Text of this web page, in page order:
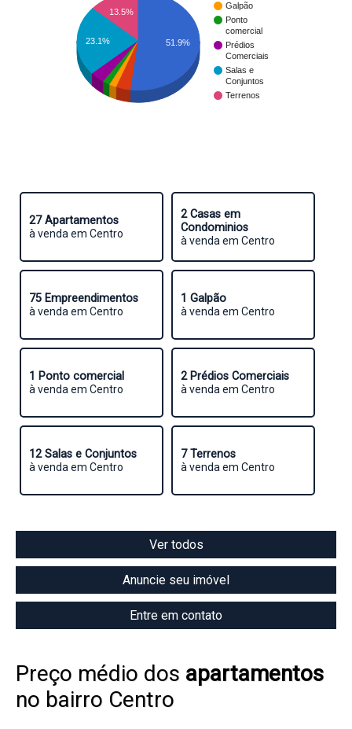
Galpão
Ponto
comercial
Prédios
Comerciais
Salas e
Conjuntos
Terrenos
13.5%
23.1% 51.9%
27 Apartamentos
à venda em Centro
2 Casas em
Condominios
à venda em Centro
75 Empreendimentos
à venda em Centro
1 Galpão
à venda em Centro
1 Ponto comercial
à venda em Centro
2 Prédios Comerciais
à venda em Centro
12 Salas e Conjuntos
à venda em Centro
7 Terrenos
à venda em Centro
Ver todos
Anuncie seu imóvel
Entre em contato
Preço médio dos apartamentos
no bairro Centro